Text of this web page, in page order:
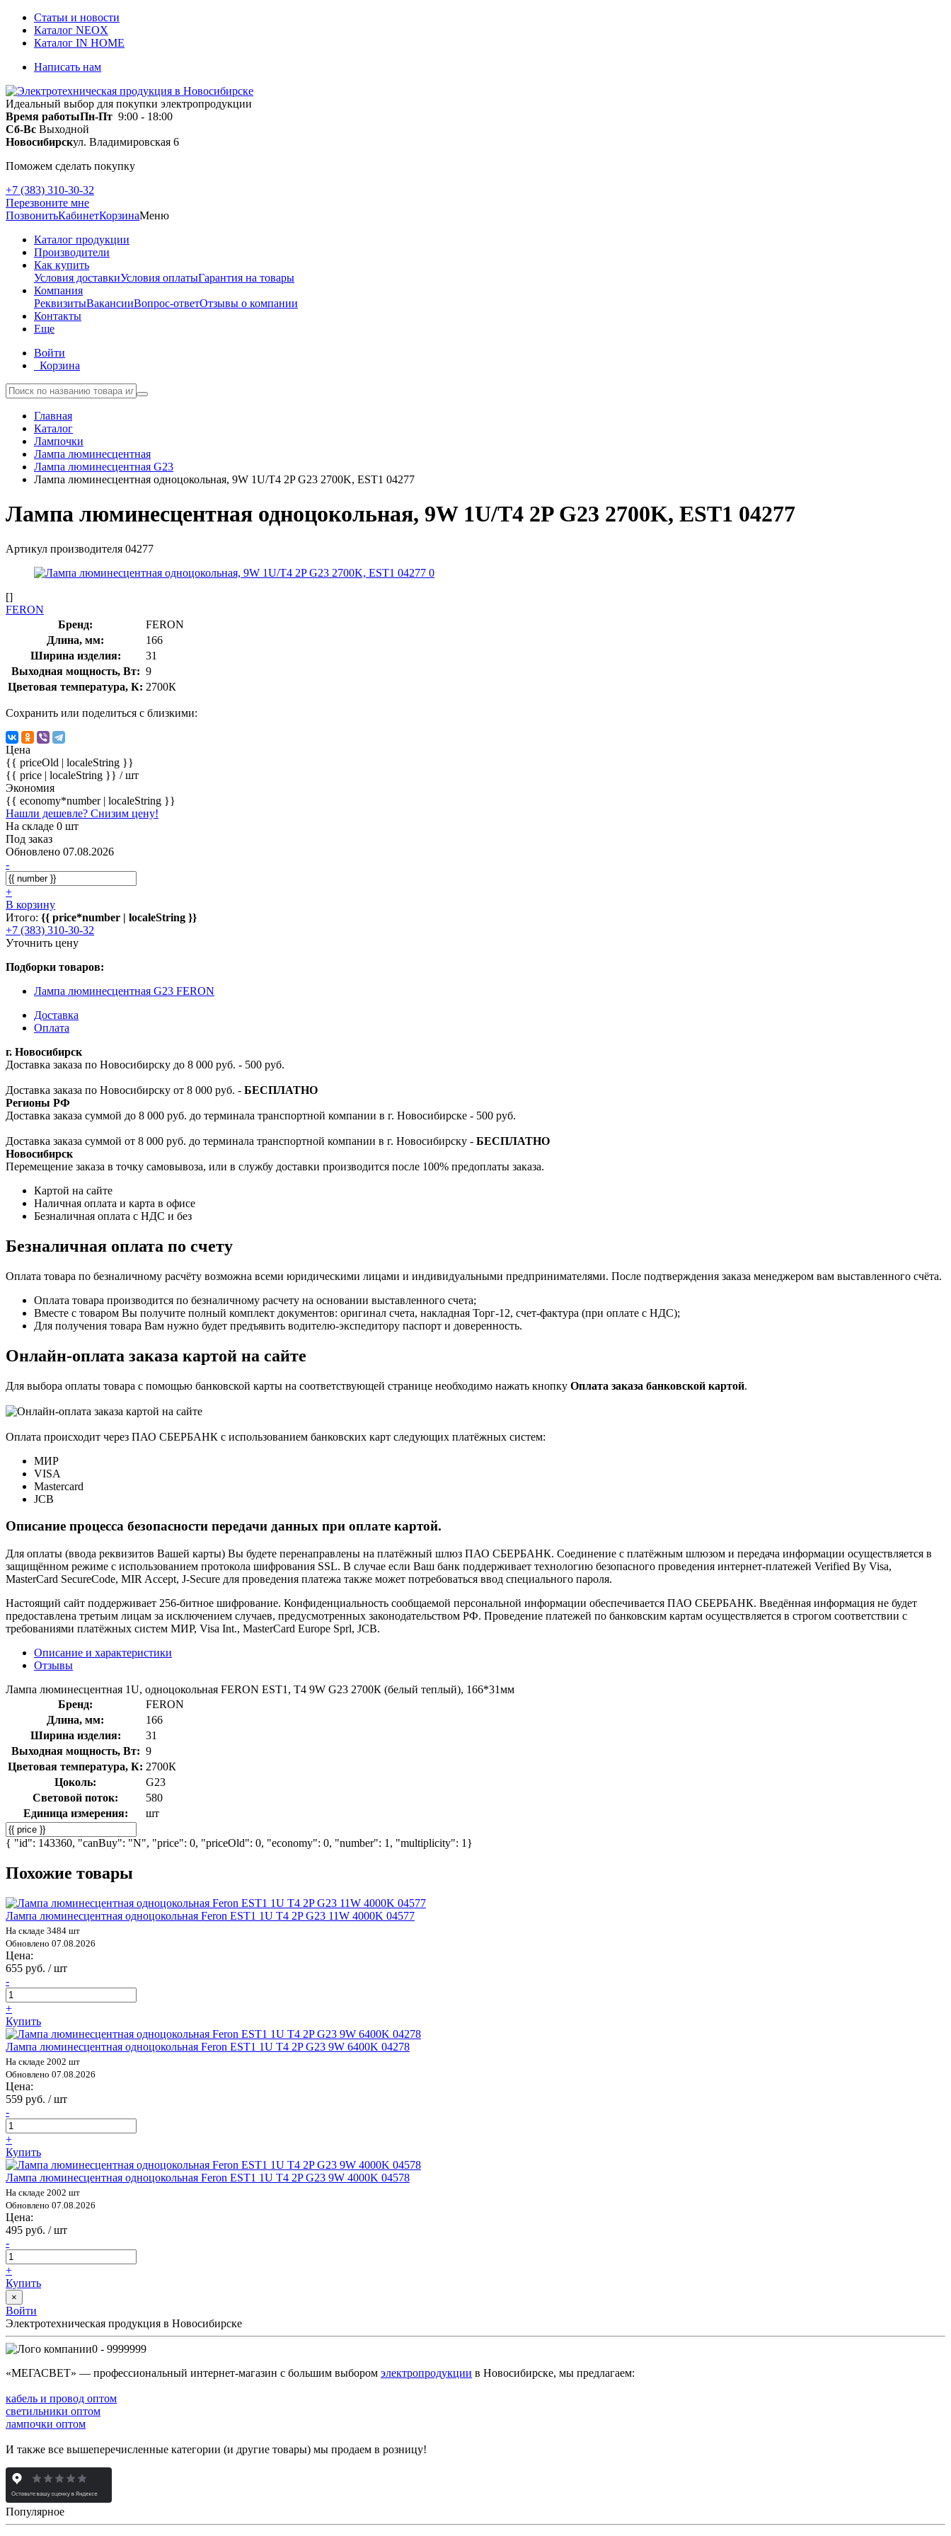
Статьи и новости
Каталог NEOX
Каталог IN HOME
Написать нам
Идеальный выбор для покупки электропродукции
Время работыПн-Пт 9:00 - 18:00
Сб-Вс Выходной
Новосибирскул. Владимировская 6
Поможем сделать покупку
+7 (383) 310-30-32
Перезвоните мне
ПозвонитьКабинетКорзинаМеню
Каталог продукции
Производители
Как купить
Условия доставкиУсловия оплатыГарантия на товары
Компания
РеквизитыВакансииВопрос-ответОтзывы о компании
Контакты
Еще
Войти
Корзина
Главная
Каталог
Лампочки
Лампа люминесцентная
Лампа люминесцентная G23
Лампа люминесцентная одноцокольная, 9W 1U/T4 2P G23 2700K, EST1 04277
Лампа люминесцентная одноцокольная, 9W 1U/T4 2P G23 2700K, EST1 04277
Артикул производителя 04277
[]
FERON
Бренд:
FERON
Длина, мм:
166
Ширина изделия:
31
Выходная мощность, Вт: 9
Цветовая температура, К: 2700К
Сохранить или поделиться с близкими:
Цена
{{ priceOld | localeString }}
{{ price | localeString }} / шт
Экономия
{{ economy*number | localeString }}
Нашли дешевле? Снизим цену!
На складе 0 шт
Под заказ
Обновлено 07.08.2026
-
+
В корзину
Итого: {{ price*number | localeString }}
+7 (383) 310-30-32
Уточнить цену
Подборки товаров:
Лампа люминесцентная G23 FERON
Доставка
Оплата
г. Новосибирск
Доставка заказа по Новосибирску до 8 000 руб. - 500 руб.
Доставка заказа по Новосибирску от 8 000 руб. - БЕСПЛАТНО
Регионы РФ
Доставка заказа суммой до 8 000 руб. до терминала транспортной компании в г. Новосибирске - 500 руб.
Доставка заказа суммой от 8 000 руб. до терминала транспортной компании в г. Новосибирску - БЕСПЛАТНО
Новосибирск
Перемещение заказа в точку самовывоза, или в службу доставки производится после 100% предоплаты заказа.
Картой на сайте
Наличная оплата и карта в офисе
Безналичная оплата с НДС и без
Безналичная оплата по счету
Оплата товара по безналичному расчёту возможна всеми юридическими лицами и индивидуальными предпринимателями. После подтверждения заказа менеджером вам выставленного счёта.
Оплата товара производится по безналичному расчету на основании выставленного счета;
Вместе с товаром Вы получите полный комплект документов: оригинал счета, накладная Торг-12, счет-фактура (при оплате с НДС);
Для получения товара Вам нужно будет предъявить водителю-экспедитору паспорт и доверенность.
Онлайн-оплата заказа картой на сайте
Для выбора оплаты товара с помощью банковской карты на соответствующей странице необходимо нажать кнопку Оплата заказа банковской картой.
Оплата происходит через ПАО СБЕРБАНК с использованием банковских карт следующих платёжных систем:
МИР
VISA
Mastercard
JCB
Описание процесса безопасности передачи данных при оплате картой.
Для оплаты (ввода реквизитов Вашей карты) Вы будете перенаправлены на платёжный шлюз ПАО СБЕРБАНК. Соединение с платёжным шлюзом и передача информации осуществляется в
защищённом режиме с использованием протокола шифрования SSL. В случае если Ваш банк поддерживает технологию безопасного проведения интернет-платежей Verified By Visa,
MasterCard SecureCode, MIR Accept, J-Secure для проведения платежа также может потребоваться ввод специального пароля.
Настоящий сайт поддерживает 256-битное шифрование. Конфиденциальность сообщаемой персональной информации обеспечивается ПАО СБЕРБАНК. Введённая информация не будет
предоставлена третьим лицам за исключением случаев, предусмотренных законодательством РФ. Проведение платежей по банковским картам осуществляется в строгом соответствии с
требованиями платёжных систем МИР, Visa Int., MasterCard Europe Sprl, JCB.
Описание и характеристики
Отзывы
Лампа люминесцентная 1U, одноцокольная FERON EST1, T4 9W G23 2700К (белый теплый), 166*31мм
Бренд:
FERON
Длина, мм:
166
Ширина изделия:
31
Выходная мощность, Вт: 9
Цветовая температура, К: 2700К
Цоколь:
G23
Световой поток:
580
Единица измерения:
шт
{ "id": 143360, "canBuy": "N", "price": 0, "priceOld": 0, "economy": 0, "number": 1, "multiplicity": 1}
Похожие товары
Лампа люминесцентная одноцокольная Feron EST1 1U T4 2P G23 11W 4000K 04577
На складе 3484 шт
Обновлено 07.08.2026
Цена:
655 руб. / шт
-
+
Купить
Лампа люминесцентная одноцокольная Feron EST1 1U T4 2P G23 9W 6400K 04278
На складе 2002 шт
Обновлено 07.08.2026
Цена:
559 руб. / шт
-
+
Купить
Лампа люминесцентная одноцокольная Feron EST1 1U T4 2P G23 9W 4000K 04578
На складе 2002 шт
Обновлено 07.08.2026
Цена:
495 руб. / шт
-
+
Купить
×
Войти
Электротехническая продукция в Новосибирске
0 - 9999999
«МЕГАСВЕТ» — профессиональный интернет-магазин с большим выбором электропродукции в Новосибирске, мы предлагаем:
кабель и провод оптом
светильники оптом
лампочки оптом
И также все вышеперечисленные категории (и другие товары) мы продаем в розницу!
Популярное